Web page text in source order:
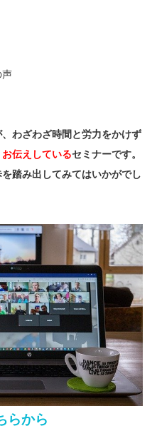
声
わざわざ時間と労力をかけず
伝えしているセミナーです。
踏み出してみてはいかがでし
らから